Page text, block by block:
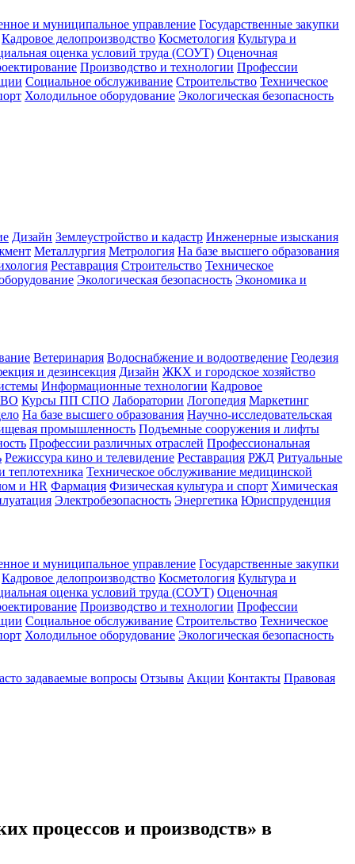
и муниципальное управление Государственные закупки
Кадровое делопроизводство Косметология Культура и
оценка условий труда (СОУТ) Оценочная
Производство и технологии Профессии
Социальное обслуживание Строительство Техническое
Холодильное оборудование Экологическая безопасность
Дизайн Землеустройство и кадастр Инженерные изыскания
Металлургия Метрология На базе высшего образования
Реставрация Строительство Техническое
Экологическая безопасность Экономика и
Ветеринария Водоснабжение и водоотведение Геодезия
и дезинсекция Дизайн ЖКХ и городское хозяйство
Информационные технологии Кадровое
Курсы ПП СПО Лаборатории Логопедия Маркетинг
На базе высшего образования Научно-исследовательская
промышленность Подъемные сооружения и лифты
Профессии различных отраслей Профессиональная
Режиссура кино и телевидение Реставрация РЖД Ритуальные
теплотехника Техническое обслуживание медицинской
и HR Фармация Физическая культура и спорт Химическая
Электробезопасность Энергетика Юриспруденция
и муниципальное управление Государственные закупки
Кадровое делопроизводство Косметология Культура и
оценка условий труда (СОУТ) Оценочная
Производство и технологии Профессии
Социальное обслуживание Строительство Техническое
Холодильное оборудование Экологическая безопасность
задаваемые вопросы Отзывы Акции Контакты Правовая
процессов и производств» в